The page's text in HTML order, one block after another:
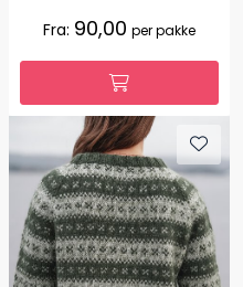
Fra: 90,00 per pakke